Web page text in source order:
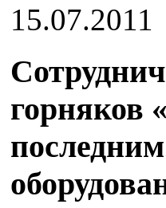
15.07.2011
горняков